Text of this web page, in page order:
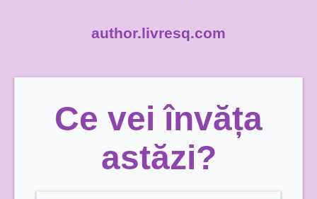
author.livresq.com
Ce vei învăța
astăzi?